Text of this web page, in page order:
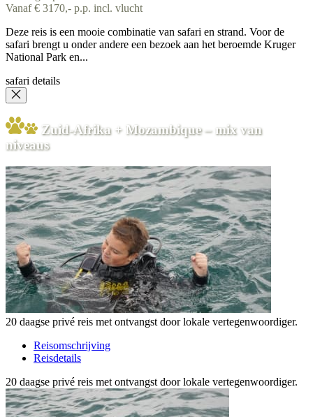
Vanaf € 3170,- p.p. incl. vlucht
Deze reis is een mooie combinatie van safari en strand. Voor de
safari brengt u onder andere een bezoek aan het beroemde Kruger
National Park en...
safari details
Zuid-Afrika + Mozambique – mix van
niveaus
20 daagse privé reis met ontvangst door lokale vertegenwoordiger.
Reisomschrijving
Reisdetails
20 daagse privé reis met ontvangst door lokale vertegenwoordiger.